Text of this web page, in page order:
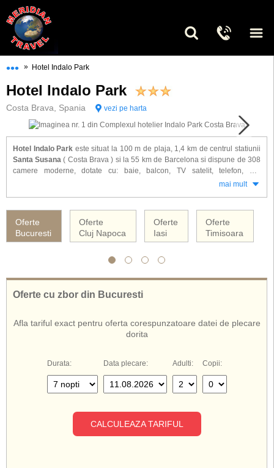
••• » Hotel Indalo Park
Hotel Indalo Park
Costa Brava, Spania vezi pe harta
Hotel Indalo Park este situat la 100 m de plaja, 1,4 km de centrul statiunii
Santa Susana ( Costa Brava ) si la 55 km de Barcelona si dispune de 308
camere moderne, dotate cu: baie, balcon, TV satelit, telefon, aer
conferinta, animatie, tenis de masa, biliard, jocuri video, sauna, sala de
gimnastica, jacuzzi, mini club.
mai mult
Oferte
Bucuresti
Oferte
Cluj Napoca
Oferte
Iasi
Oferte
Timisoara
Oferte cu zbor din Bucuresti
Afla tariful exact pentru oferta corespunzatoare datei de plecare
dorita
Durata: Data plecare: Adulti: Copii:
CALCULEAZA TARIFUL